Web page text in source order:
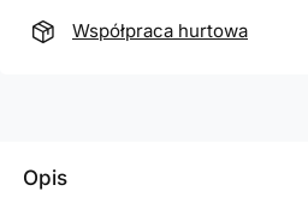
Współpraca hurtowa
Opis